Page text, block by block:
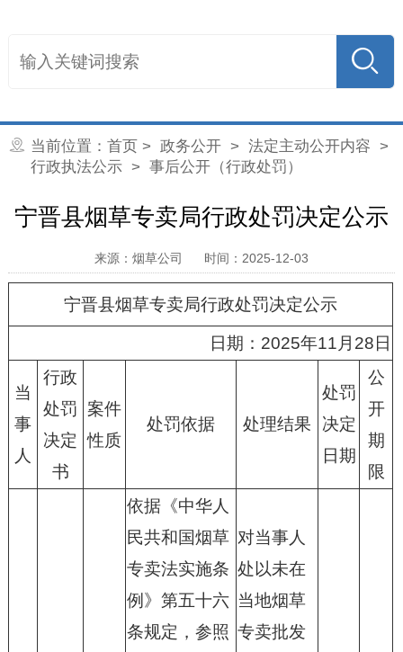
当前位置： 首页 > 政务公开> 法定主动公开内容 >
行政执法公示> 事后公开（行政处罚）
宁晋县烟草专卖局行政处罚决定公示
来源：烟草公司 时间：2025-12-03
宁晋县烟草专卖局行政处罚决定公示
日期：2025年11月28日
当
事
人
行政
处罚
决定
书
案件
性质
处罚依据 处理结果
处罚
决定
日期
公
开
期
限
依据《中华人
民共和国烟草
专卖法实施条
例》第五十六
条规定，参照
对当事人
处以未在
当地烟草
专卖批发